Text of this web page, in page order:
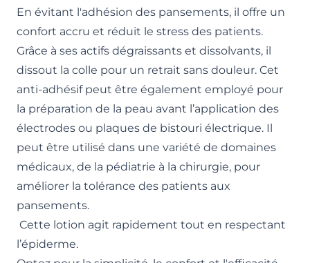
En évitant l'adhésion des pansements, il offre un
confort accru et réduit le stress des patients.
Grâce à ses actifs dégraissants et dissolvants, il
dissout la colle pour un retrait sans douleur. Cet
anti-adhésif peut être également employé pour
la préparation de la peau avant l’application des
électrodes ou plaques de bistouri électrique. Il
peut être utilisé dans une variété de domaines
médicaux, de la pédiatrie à la chirurgie, pour
améliorer la tolérance des patients aux
pansements.
Cette lotion agit rapidement tout en respectant
l’épiderme.